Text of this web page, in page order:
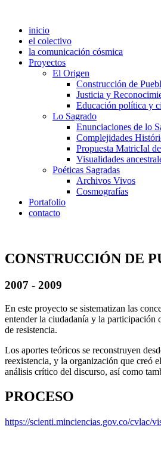
inicio
el colectivo
la comunicación cósmica
Proyectos
El Origen
Construcción de
Justicia y
Educación política y
Lo Sagrado
Enunciaciones de lo
Complejidades
Propuesta MatricIal
Visualidades
Poéticas Sagradas
Archivos Vivos
Cosmografías
Portafolio
contacto
CONSTRUCCIÓN DE
2007 - 2009
En este proyecto se sistematizan las
entender la ciudadanía y la participación
de resistencia.
Los aportes teóricos se reconstruyen
reexistencia, y la organización que creó
análisis crítico del discurso, así como
PROCESO
https://scienti.minciencias.gov.co/cvlac/